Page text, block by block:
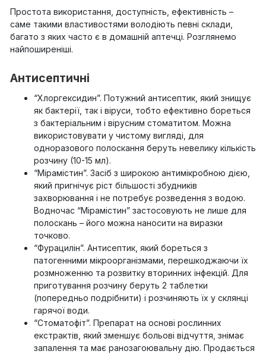
Простота використання, доступність, ефективність –
саме такими властивостями володіють певні склади,
багато з яких часто є в домашній аптечці. Розглянемо
найпоширеніші.
Антисептичні
“Хлоргексидин”. Потужний антисептик, який знищує
як бактерії, так і віруси, тобто ефективно бореться
з бактеріальним і вірусним стоматитом. Можна
використовувати у чистому вигляді, для
одноразового полоскання беруть невелику кількість
розчину (10-15 мл).
“Мірамістин”. Засіб з широкою антимікробною дією,
який пригнічує ріст більшості збудників
захворювання і не потребує розведення з водою.
Водночас “Мірамістин” застосовують не лише для
полоскань – його можна наносити на виразки
точково.
“Фурацилін”. Антисептик, який бореться з
патогенними мікроорганізмами, перешкоджаючи їх
розмноженню та розвитку вторинних інфекцій. Для
приготування розчину беруть 2 таблетки
(попередньо подрібнити) і розчиняють їх у склянці
гарячої води.
“Стоматофіт”. Препарат на основі рослинних
екстрактів, який зменшує больові відчуття, знімає
запалення та має ранозагоювальну дію. Продається